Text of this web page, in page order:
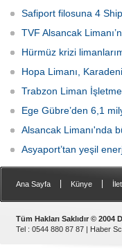
Safiport filosuna 4
TVF Alsancak
Hürmüz krizi
Hopa Limanı,
Trabzon Liman
Ege Gübre’den 6,1
Alsancak Limanı'nda
Asyaport’tan yeşil
Ana Sayfa Künye
Tüm Hakları Saklıdır © 2004
Tel : 0544 880 87 87 | Haber